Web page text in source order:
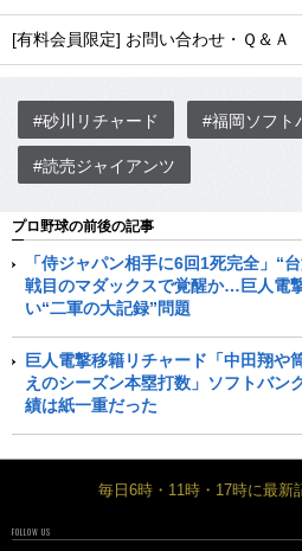
[有料会員限定] お問い合わせ・Ｑ＆Ａ
#砂川リチャード #福岡ソフト
#読売ジャイアンツ
プロ野球の前後の記事
「侍ジャパン相手に6回1死完全」“
戦目のマダックスで覚醒か…巨人電
い“二軍の大記録”問題
巨人電撃移籍リチャード「中田翔や
えのシーズン本塁打数」ソフトバン
績は紙一重だった
毎日6時・11時・17時に最新
FOLLOW US